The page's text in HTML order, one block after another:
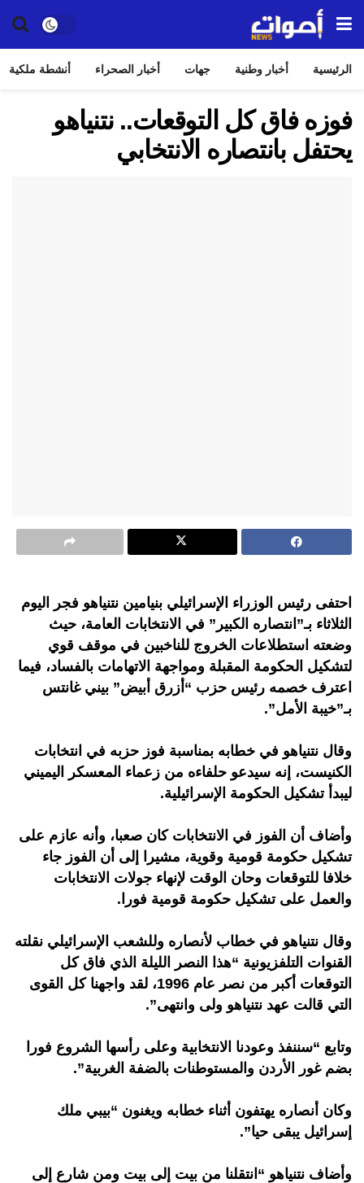
الرئيسية أخبار وطنية جهات أخبار الصحراء أنشطة ملكية
فوزه فاق كل التوقعات.. نتنياهو
يحتفل بانتصاره الانتخابي
احتفى رئيس الوزراء الإسرائيلي بنيامين نتنياهو فجر اليوم
الثلاثاء بـ”انتصاره الكبير” في الانتخابات العامة، حيث
وضعته استطلاعات الخروج للناخبين في موقف قوي
لتشكيل الحكومة المقبلة ومواجهة الاتهامات بالفساد، فيما
اعترف خصمه رئيس حزب “أزرق أبيض” بيني غانتس
بـ”خيبة الأمل”.
وقال نتنياهو في خطابه بمناسبة فوز حزبه في انتخابات
الكنيست، إنه سيدعو حلفاءه من زعماء المعسكر اليميني
ليبدأ تشكيل الحكومة الإسرائيلية.
وأضاف أن الفوز في الانتخابات كان صعبا، وأنه عازم على
تشكيل حكومة قومية وقوية، مشيرا إلى أن الفوز جاء
خلافا للتوقعات وحان الوقت لإنهاء جولات الانتخابات
والعمل على تشكيل حكومة قومية فورا.
وقال نتنياهو في خطاب لأنصاره وللشعب الإسرائيلي نقلته
القنوات التلفزيونية “هذا النصر الليلة الذي فاق كل
التوقعات أكبر من نصر عام 1996، لقد واجهنا كل القوى
التي قالت عهد نتنياهو ولى وانتهى”.
وتابع “سننفذ وعودنا الانتخابية وعلى رأسها الشروع فورا
بضم غور الأردن والمستوطنات بالضفة الغربية”.
وكان أنصاره يهتفون أثناء خطابه ويغنون “بيبي ملك
إسرائيل يبقى حيا”.
وأضاف نتنياهو “انتقلنا من بيت إلى بيت ومن شارع إلى